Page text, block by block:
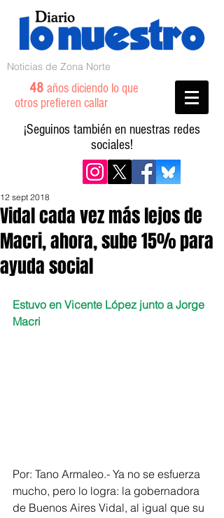
Noticias de Zona Norte
48 años diciendo lo que
otros prefieren callar
¡Seguinos también en nuestras redes
sociales!
Vidal cada vez más lejos de
Macri, ahora, sube 15% para
ayuda social
12 sept 2018
Estuvo en Vicente López junto a Jorge
Macri
Por: Tano Armaleo.- Ya no se esfuerza
mucho, pero lo logra: la gobernadora
de Buenos Aires Vidal, al igual que su